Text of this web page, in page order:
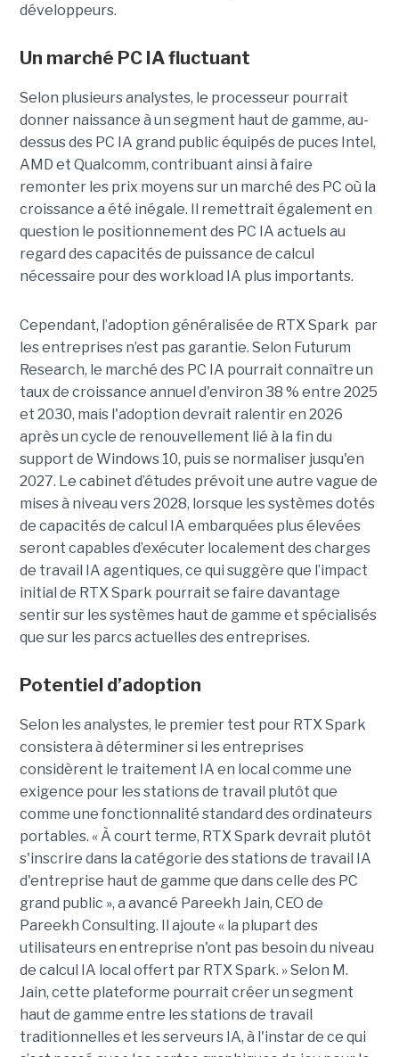
développeurs.
Un marché PC IA fluctuant
Selon plusieurs analystes, le processeur pourrait
donner naissance à un segment haut de gamme, au-
dessus des PC IA grand public équipés de puces Intel,
AMD et Qualcomm, contribuant ainsi à faire
remonter les prix moyens sur un marché des PC où la
croissance a été inégale. Il remettrait également en
question le positionnement des PC IA actuels au
regard des capacités de puissance de calcul
nécessaire pour des workload IA plus importants.
Cependant, l’adoption généralisée de RTX Spark par
les entreprises n’est pas garantie. Selon Futurum
Research, le marché des PC IA pourrait connaître un
taux de croissance annuel d'environ 38 % entre 2025
et 2030, mais l'adoption devrait ralentir en 2026
après un cycle de renouvellement lié à la fin du
support de Windows 10, puis se normaliser jusqu'en
2027. Le cabinet d’études prévoit une autre vague de
mises à niveau vers 2028, lorsque les systèmes dotés
de capacités de calcul IA embarquées plus élevées
seront capables d’exécuter localement des charges
de travail IA agentiques, ce qui suggère que l’impact
initial de RTX Spark pourrait se faire davantage
sentir sur les systèmes haut de gamme et spécialisés
que sur les parcs actuelles des entreprises.
Potentiel d’adoption
Selon les analystes, le premier test pour RTX Spark
consistera à déterminer si les entreprises
considèrent le traitement IA en local comme une
exigence pour les stations de travail plutôt que
comme une fonctionnalité standard des ordinateurs
portables. « À court terme, RTX Spark devrait plutôt
s'inscrire dans la catégorie des stations de travail IA
d'entreprise haut de gamme que dans celle des PC
grand public », a avancé Pareekh Jain, CEO de
Pareekh Consulting. Il ajoute « la plupart des
utilisateurs en entreprise n'ont pas besoin du niveau
de calcul IA local offert par RTX Spark. » Selon M.
Jain, cette plateforme pourrait créer un segment
haut de gamme entre les stations de travail
traditionnelles et les serveurs IA, à l'instar de ce qui